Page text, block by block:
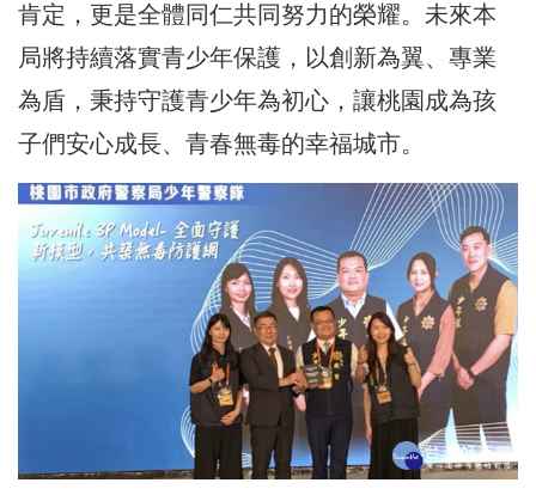
肯定，更是全體同仁共同努力的榮耀。未來本
局將持續落實青少年保護，以創新為翼、專業
為盾，秉持守護青少年為初心，讓桃園成為孩
子們安心成長、青春無毒的幸福城市。